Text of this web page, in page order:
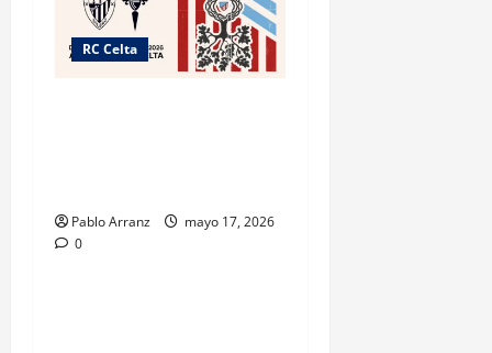
RC Celta
Pablo Arranz
mayo 17, 2026
0